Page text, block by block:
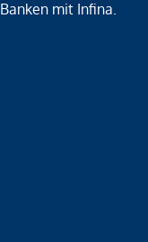
Banken mit Infina.